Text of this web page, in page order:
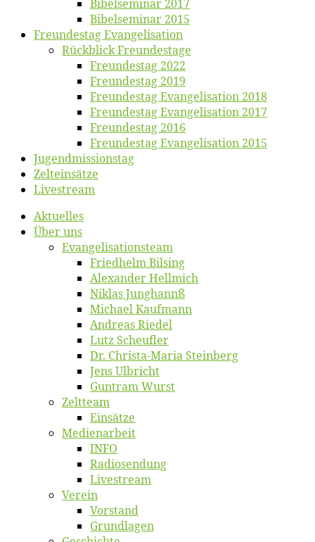
Bibelsemi­nar 2017
Bibelsemi­nar 2015
Freun­des­tag Evangelisation
Rück­blick Freundestage
Freun­des­tag 2022
Freun­des­tag 2019
Freun­des­tag Evan­ge­li­sa­ti­on 2018
Freun­des­tag Evan­ge­li­sa­ti­on 2017
Freun­des­tag 2016
Freun­des­tag Evan­ge­li­sa­ti­on 2015
Jugend­mis­sions­tag
Zelt­ein­sät­ze
Live­stream
Ak­tu­el­les
Über uns
Evangelisa­tions­team
Fried­helm Bilsing
Alex­an­der Hellmich
Ni­klas Junghannß
Mi­cha­el Kaufmann
An­dre­as Riedel
Lutz Scheuf­ler
Dr. Chris­­ta-Ma­ria Steinberg
Jens Ulb­richt
Gun­tram Wurst
Zelt­team
Ein­sät­ze
Me­di­en­ar­beit
INFO
Ra­dio­sen­dung
Live­stream
Ver­ein
Vor­stand
Grund­la­gen